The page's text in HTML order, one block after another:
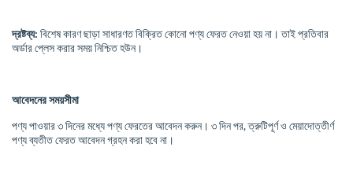
দ্রষ্টব্য: বিশেষ কারণ ছাড়াসাধারণত বিক্রিত কোনো পণ্য ফেরত নেওয়া হয় না। তাই প্রতিবার
অর্ডার প্লেস করার সময় নিশ্চিত হউন।
আবেদনের সময়সীমা
পণ্য পাওয়ার ৩ দিনের মধ্যে পণ্য ফেরতের আবেদন করুন। ৩ দিন পর, ত্রুটিপূর্ণ ও মেয়াদোত্তীর্ণ
পণ্য ব্যতীত ফেরত আবেদন গ্রহন করা হবে না।